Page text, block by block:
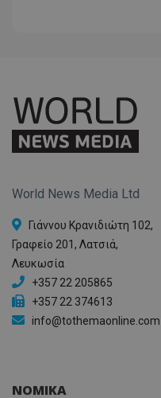
World News Media Ltd
Γιάννου Κρανιδιώτη 102,
Γραφείο 201, Λατσιά,
Λευκωσία
+357 22 205865
+357 22 374613
info@tothemaonline.com
ΝΟΜΙΚΑ